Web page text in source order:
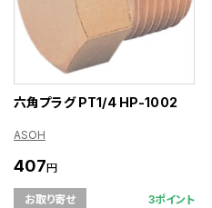
六角プラグ PT1/4 HP-1002
ASOH
407円
お取り寄せ 3ポイント